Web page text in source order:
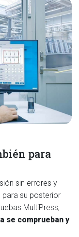
para
sin errores y
para su posterior
MultiPress,
se comprueban y